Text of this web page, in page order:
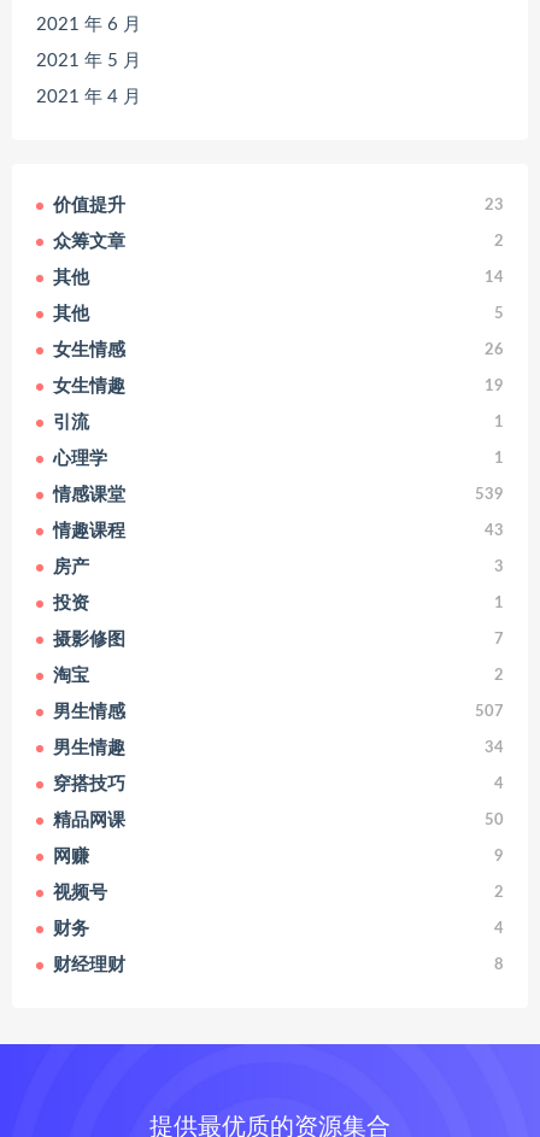
2021 年 6 月
2021 年 5 月
2021 年 4 月
价值提升 23
众筹文章 2
其他 14
其他 5
女生情感 26
女生情趣 19
引流 1
心理学 1
情感课堂 539
情趣课程 43
房产 3
投资 1
摄影修图 7
淘宝 2
男生情感 507
男生情趣 34
穿搭技巧 4
精品网课 50
网赚 9
视频号 2
财务 4
财经理财 8
提供最优质的资源集合